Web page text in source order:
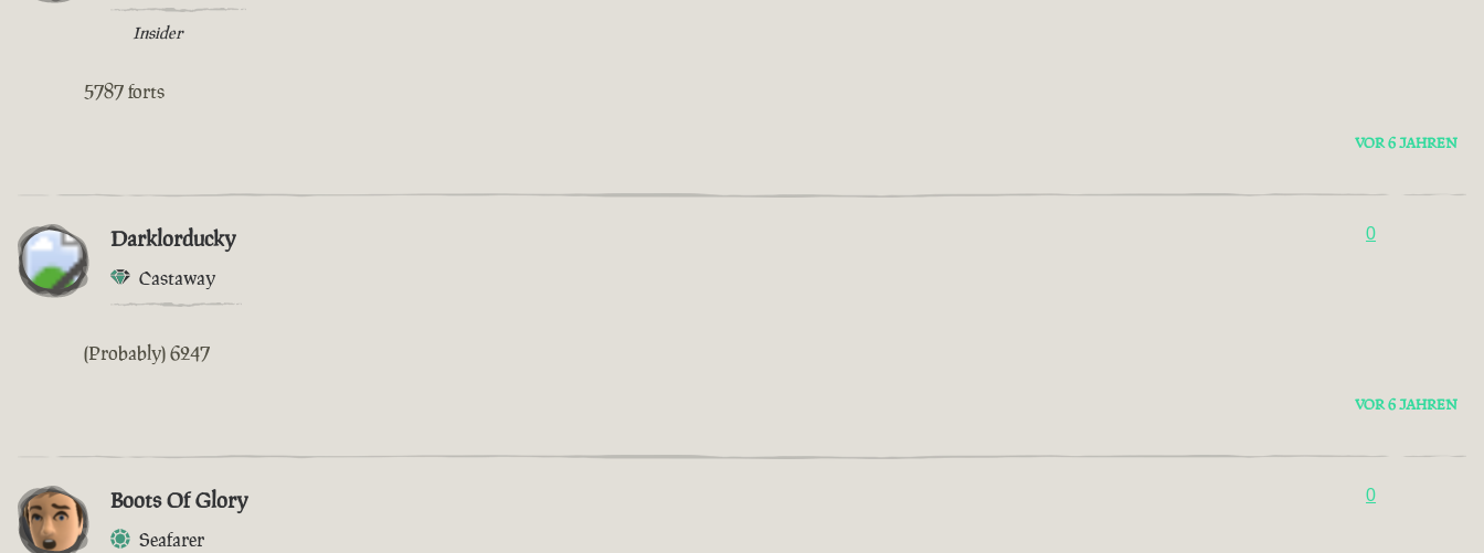
Insider
5787 forts
VOR 6 JAHREN
Darklorducky
Castaway
0
(Probably) 6247
VOR 6 JAHREN
Boots Of Glory
Seafarer
0